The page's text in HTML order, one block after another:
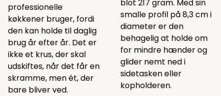
professionelle
køkkener bruger, fordi
den kan holde til daglig
brug år efter år. Det er
ikke et krus, der skal
udskiftes, når det får en
skramme, men ét, der
bare bliver ved.
blot 217 gram. Med sin
smalle profil på 8,3 cm i
diameter er den
behagelig at holde om
for mindre hænder og
glider nemt ned i
sidetasken eller
kopholderen.